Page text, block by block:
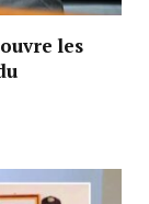
les